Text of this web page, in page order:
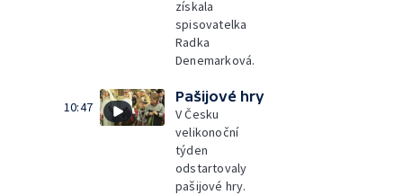
získala
spisovatelka
Radka
Denemarková.
10:47
Pašijové hry
V Česku
velikonoční
týden
odstartovaly
pašijové hry.